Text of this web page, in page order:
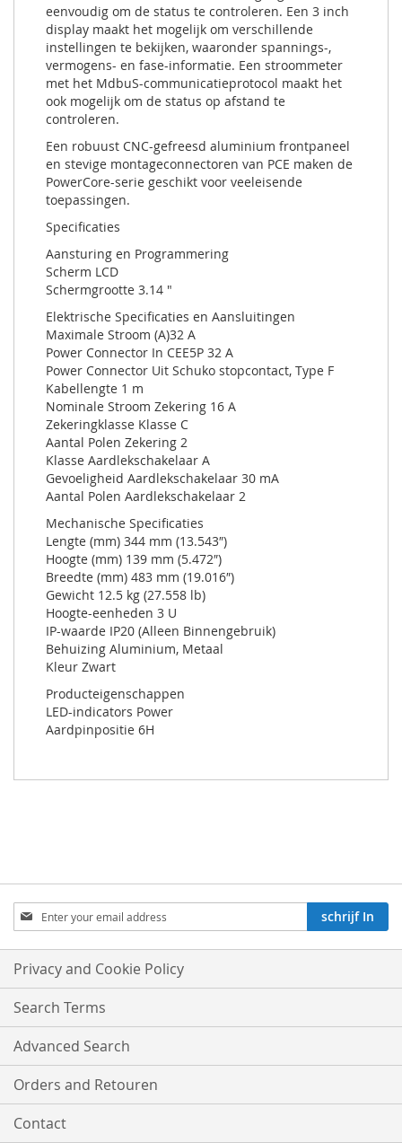
eenvoudig om de status te controleren. Een 3 inch
display maakt het mogelijk om verschillende
instellingen te bekijken, waaronder spannings-,
vermogens- en fase-informatie. Een stroommeter
met het MdbuS-communicatieprotocol maakt het
ook mogelijk om de status op afstand te
controleren.
Een robuust CNC-gefreesd aluminium frontpaneel
en stevige montageconnectoren van PCE maken de
PowerCore-serie geschikt voor veeleisende
toepassingen.
Specificaties
Aansturing en Programmering
Scherm LCD
Schermgrootte 3.14 "
Elektrische Specificaties en Aansluitingen
Maximale Stroom (A)32 A
Power Connector In CEE5P 32 A
Power Connector Uit Schuko stopcontact, Type F
Kabellengte 1 m
Nominale Stroom Zekering 16 A
Zekeringklasse Klasse C
Aantal Polen Zekering 2
Klasse Aardlekschakelaar A
Gevoeligheid Aardlekschakelaar 30 mA
Aantal Polen Aardlekschakelaar 2
Mechanische Specificaties
Lengte (mm) 344 mm (13.543″)
Hoogte (mm) 139 mm (5.472″)
Breedte (mm) 483 mm (19.016″)
Gewicht 12.5 kg (27.558 lb)
Hoogte-eenheden 3 U
IP-waarde IP20 (Alleen Binnengebruik)
Behuizing Aluminium, Metaal
Kleur Zwart
Producteigenschappen
LED-indicators Power
Aardpinpositie 6H
Aboneren
op
onze
nieuwsbrief:
schrijf In
Privacy and Cookie Policy
Search Terms
Advanced Search
Orders and Retouren
Contact